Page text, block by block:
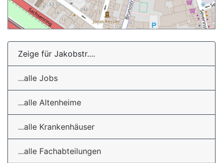
Zeige für Jakobstr....
...alle Jobs
...alle Altenheime
...alle Krankenhäuser
...alle Fachabteilungen